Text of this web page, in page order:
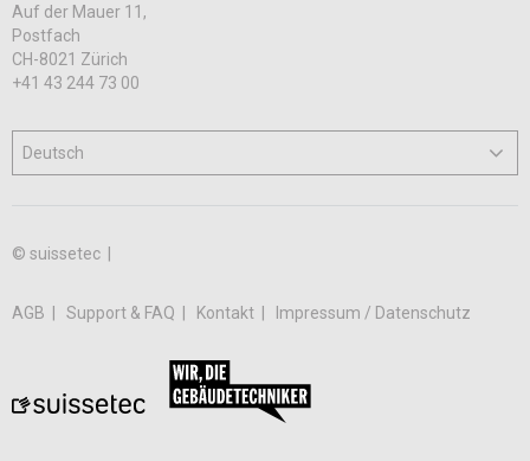
Auf der Mauer 11,
Postfach
CH-8021 Zürich
+41 43 244 73 00
© suissetec |
AGB Support & FAQ Kontakt Impressum / Datenschutz